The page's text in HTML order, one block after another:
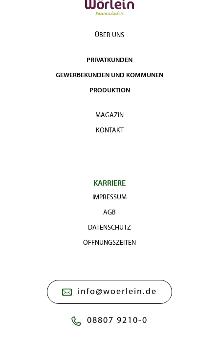
ÜBER UNS
PRIVATKUNDEN
GEWERBEKUNDEN UND KOMMUNEN
PRODUKTION
MAGAZIN
KONTAKT
KARRIERE
IMPRESSUM
AGB
DATENSCHUTZ
ÖFFNUNGSZEITEN
info@woerlein.de
08807 9210-0